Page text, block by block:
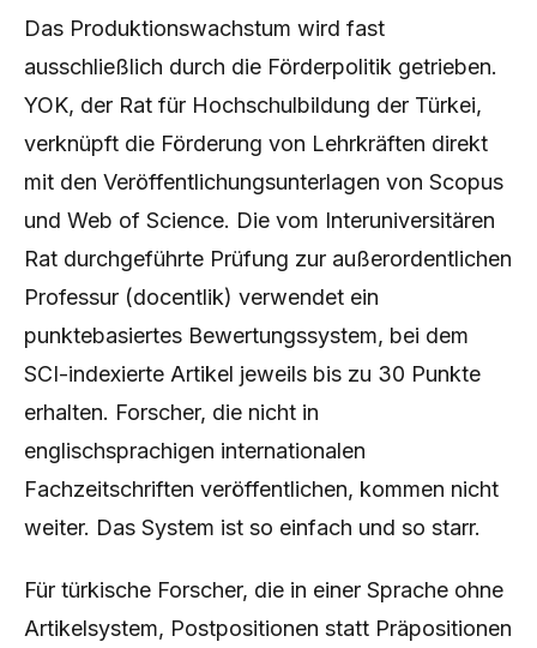
Das Produktionswachstum wird fast
ausschließlich durch die Förderpolitik getrieben.
YOK, der Rat für Hochschulbildung der Türkei,
verknüpft die Förderung von Lehrkräften direkt
mit den Veröffentlichungsunterlagen von Scopus
und Web of Science. Die vom Interuniversitären
Rat durchgeführte Prüfung zur außerordentlichen
Professur (docentlik) verwendet ein
punktebasiertes Bewertungssystem, bei dem
SCI-indexierte Artikel jeweils bis zu 30 Punkte
erhalten. Forscher, die nicht in
englischsprachigen internationalen
Fachzeitschriften veröffentlichen, kommen nicht
weiter. Das System ist so einfach und so starr.
Für türkische Forscher, die in einer Sprache ohne
Artikelsystem, Postpositionen statt Präpositionen